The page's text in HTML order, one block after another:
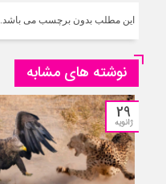
این مطلب بدون برچسب می باشد.
نوشته های مشابه
29
ژانویه